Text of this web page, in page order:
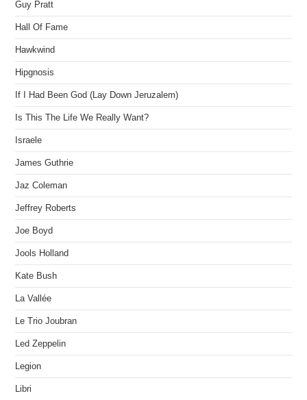
Guy Pratt
Hall Of Fame
Hawkwind
Hipgnosis
If I Had Been God (Lay Down Jeruzalem)
Is This The Life We Really Want?
Israele
James Guthrie
Jaz Coleman
Jeffrey Roberts
Joe Boyd
Jools Holland
Kate Bush
La Vallée
Le Trio Joubran
Led Zeppelin
Legion
Libri